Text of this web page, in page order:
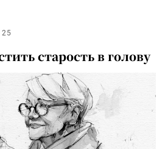
25
старость в голову